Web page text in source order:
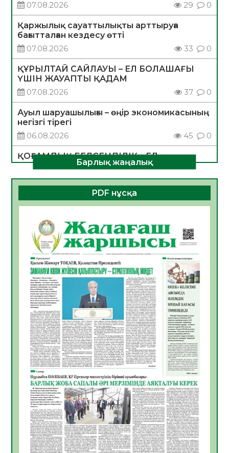
07.08.2026
29 0
Қаржылық сауаттылықты арттыруға
бағытталған кездесу өтті
07.08.2026
33 0
ҚҰРЫЛТАЙ САЙЛАУЫ – ЕЛ БОЛАШАҒЫ
ҮШІН ЖАУАПТЫ ҚАДАМ
07.08.2026
37 0
Ауыл шаруашылығы – өңір экономикасының
негізгі тірегі
06.08.2026
45 0
ҚОҒАМДЫҚ БЕЛСЕНДІЛІК – ЕЛ
ДАМУЫНЫҢ НЕГІЗІ
06.08.2026
42 0
ҚҰРЫЛТАЙ САЙЛАУЫ – БОЛАШАҚҚА
06.08.2026
Инфекциялық ауруларға қарсы иммундау
жұмыстарының тиімділігі
06.08.2026
47
Көкжөтел ауруы туралы
06.08.2026
43
АПВ вакцинасы туралы мәлімет
06.08.2026
42
Open Air: Қызылорда облысы полиция
департаменті 20 мыңнан астам
көрерменнің қауіпсіздігін қамтамасыз етті
06.08.2026
56
ҚЫЗЫЛОРДАДА «САНАЛЫ ҰРПАҚ –
ЖАРҚЫН БОЛАШАҚ» АТТЫ КЕҢЕЙТІЛГЕН
МӘЖІЛІС ӨТТІ
05.08.2026
56
Барлық жаңалық
PDF нұсқа